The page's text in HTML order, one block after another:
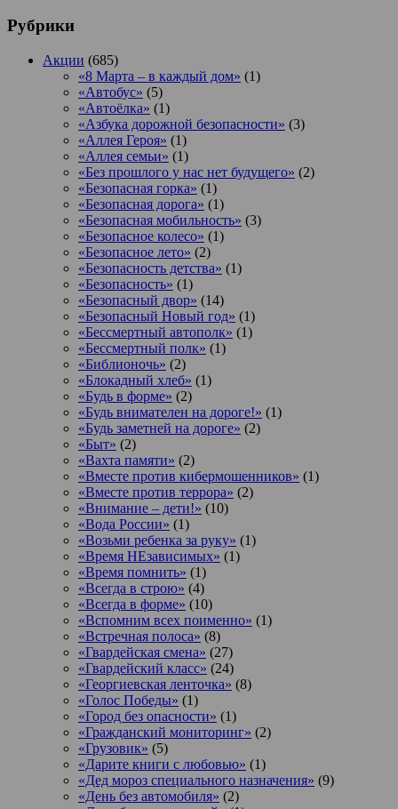
Рубрики
Акции (685)
«8 Марта – в каждый дом» (1)
«Автобус» (5)
«Автоёлка» (1)
«Азбука дорожной безопасности» (3)
«Аллея Героя» (1)
«Аллея семьи» (1)
«Без прошлого у нас нет будущего» (2)
«Безопасная горка» (1)
«Безопасная дорога» (1)
«Безопасная мобильность» (3)
«Безопасное колесо» (1)
«Безопасное лето» (2)
«Безопасность детства» (1)
«Безопасность» (1)
«Безопасный двор» (14)
«Безопасный Новый год» (1)
«Бессмертный автополк» (1)
«Бессмертный полк» (1)
«Библионочь» (2)
«Блокадный хлеб» (1)
«Будь в форме» (2)
«Будь внимателен на дороге!» (1)
«Будь заметней на дороге» (2)
«Быт» (2)
«Вахта памяти» (2)
«Вместе против кибермошенников» (1)
«Вместе против террора» (2)
«Внимание – дети!» (10)
«Вода России» (1)
«Возьми ребенка за руку» (1)
«Время НЕзависимых» (1)
«Время помнить» (1)
«Всегда в строю» (4)
«Всегда в форме» (10)
«Вспомним всех поименно» (1)
«Встречная полоса» (8)
«Гвардейская смена» (27)
«Гвардейский класс» (24)
«Георгиевская ленточка» (8)
«Голос Победы» (1)
«Город без опасности» (1)
«Гражданский мониторинг» (2)
«Грузовик» (5)
«Дарите книги с любовью» (1)
«Дед мороз специального назначения» (9)
«День без автомобиля» (2)